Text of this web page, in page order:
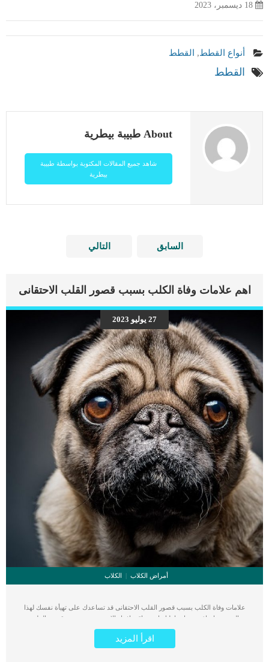
18 ديسمبر، 2023
أنواع القطط, القطط
القطط
About طبيبة بيطرية
شاهد جميع المقالات المكتوبة بواسطة طبيبة
بيطرية
السابق التالي
اهم علامات وفاة الكلب بسبب قصور القلب الاحتقانى
27 يوليو 2023
أمراض الكلاب الكلاب
علامات وفاة الكلب بسبب قصور القلب الاحتقانى قد تساعدك على تهيأة نفسك لهذا
الحدث, واتخاذ جميع احتياطتك انت وباقى افراد الاسرة. يعتبر مرض قصور القلب
الاحتقانى من اخطر الحالات المرضية التى يمكن ان يتعرض لها جميع الكائنات الحية بما فى
ذلك الكلاب والقطط. كما ان القلب يعتبر عضوا رئيسيا فى جسم الكلاب, واى قصور به
اقرأ المزيد